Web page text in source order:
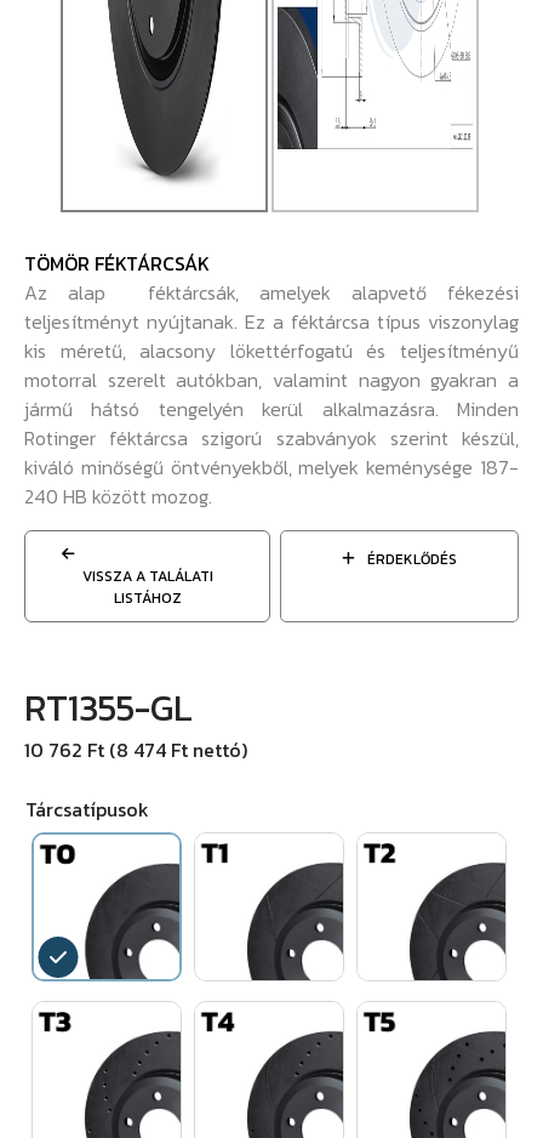
TÖMÖR FÉKTÁRCSÁK
Az alap féktárcsák, amelyek alapvető fékezési
teljesítményt nyújtanak. Ez a féktárcsa típus viszonylag
kis méretű, alacsony lökettérfogatú és teljesítményű
motorral szerelt autókban, valamint nagyon gyakran a
jármű hátsó tengelyén kerül alkalmazásra. Minden
Rotinger féktárcsa szigorú szabványok szerint készül,
kiváló minőségű öntvényekből, melyek keménysége 187-
240 HB között mozog.
VISSZA A TALÁLATI
LISTÁHOZ
ÉRDEKLŐDÉS
RT1355-GL
10 762 Ft (8 474 Ft nettó)
Tárcsatípusok